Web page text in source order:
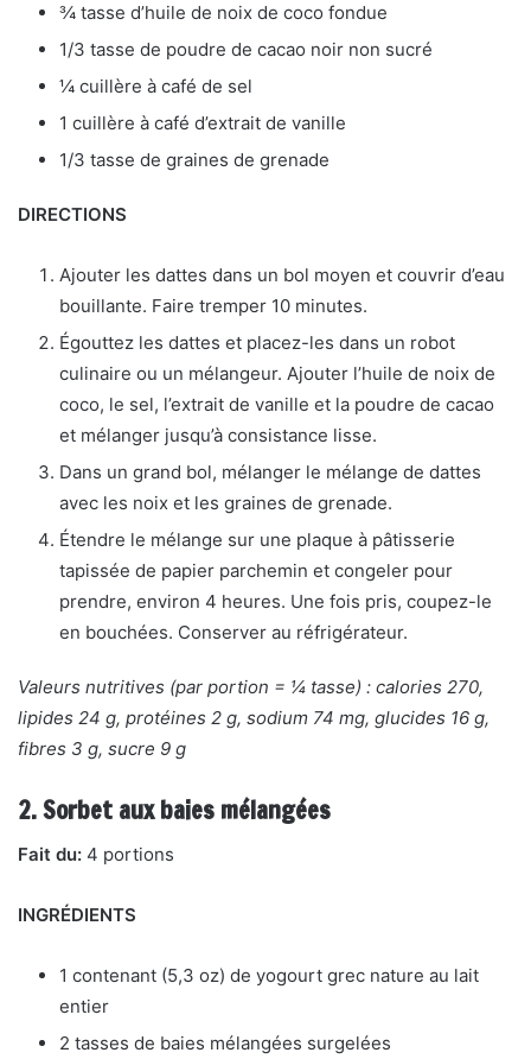
¾ tasse d’huile de noix de coco fondue
1/3 tasse de poudre de cacao noir non sucré
¼ cuillère à café de sel
1 cuillère à café d’extrait de vanille
1/3 tasse de graines de grenade
DIRECTIONS
Ajouter les dattes dans un bol moyen et couvrir d’eau
bouillante. Faire tremper 10 minutes.
Égouttez les dattes et placez-les dans un robot
culinaire ou un mélangeur. Ajouter l’huile de noix de
coco, le sel, l’extrait de vanille et la poudre de cacao
et mélanger jusqu’à consistance lisse.
Dans un grand bol, mélanger le mélange de dattes
avec les noix et les graines de grenade.
Étendre le mélange sur une plaque à pâtisserie
tapissée de papier parchemin et congeler pour
prendre, environ 4 heures. Une fois pris, coupez-le
en bouchées. Conserver au réfrigérateur.
Valeurs nutritives (par portion = ¼ tasse) : calories 270,
lipides 24 g, protéines 2 g, sodium 74 mg, glucides 16 g,
fibres 3 g, sucre 9 g
2. Sorbet aux baies mélangées
Fait du: 4 portions
INGRÉDIENTS
1 contenant (5,3 oz) de yogourt grec nature au lait
entier
2 tasses de baies mélangées surgelées